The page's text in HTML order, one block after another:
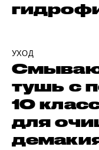
УХОД
тушь с
10
для